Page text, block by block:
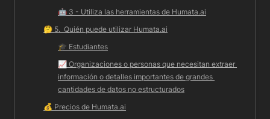
🤖 3 - Utiliza las herramientas de Humata.ai
🤔 5.  Quién puede utilizar Humata.ai
🎓 Estudiantes
📈 Organizaciones o personas que necesitan extraer
información o detalles importantes de grandes
cantidades de datos no estructurados
💰 Precios de Humata.ai